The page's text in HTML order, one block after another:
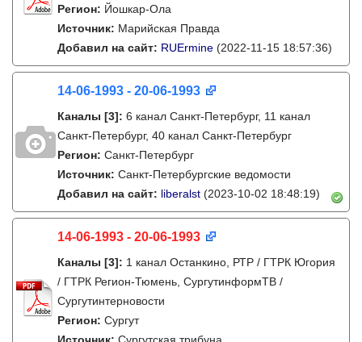
Регион: Йошкар-Ола
Источник: Марийская Правда
Добавил на сайт: RUErmine (2022-11-15 18:57:36)
14-06-1993 - 20-06-1993
Каналы [3]: 6 канал Санкт-Петербург, 11 канал
Санкт-Петербург, 40 канал Санкт-Петербург
Регион: Санкт-Петербург
Источник: Санкт-Петербургские ведомости
Добавил на сайт: liberalst (2023-10-02 18:48:19)
14-06-1993 - 20-06-1993
Каналы [3]: 1 канал Останкино, РТР / ГТРК Югория
/ ГТРК Регион-Тюмень, СургутинформТВ /
Сургутинтерновости
Регион: Сургут